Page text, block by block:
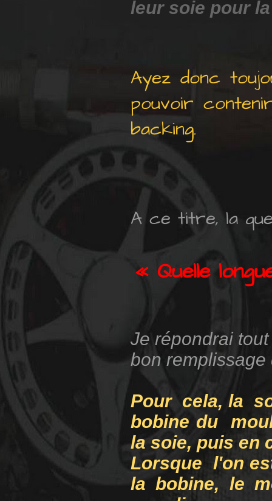
leur soie pour
Ayez donc
pouvoir
backing.
A ce titre, la
« Quelle
Je répondrai
bon
Pour cela, la
bobine du
la soie, puis
Lorsque l'on
la bobine, le